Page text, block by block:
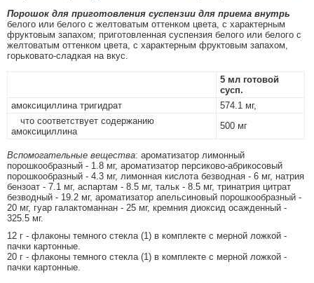
Порошок для приготовления суспензии для приема внутрь
белого или белого с желтоватым оттенком цвета, с характерным
фруктовым запахом; приготовленная суспензия белого или белого с
желтоватым оттенком цвета, с характерным фруктовым запахом,
горьковато-сладкая на вкус.
5 мл готовой
сусп.
амоксициллина тригидрат
574.1 мг,
что соответствует содержанию
амоксициллина
500 мг
Вспомогательные вещества: ароматизатор лимонный
порошкообразный - 1.8 мг, ароматизатор персиково-абрикосовый
порошкообразный - 4.3 мг, лимонная кислота безводная - 6 мг, натрия
бензоат - 7.1 мг, аспартам - 8.5 мг, тальк - 8.5 мг, тринатрия цитрат
безводный - 19.2 мг, ароматизатор апельсиновый порошкообразный -
20 мг, гуар галактоманнан - 25 мг, кремния диоксид осажденный -
325.5 мг.
12 г - флаконы темного стекла (1) в комплекте с мерной ложкой -
пачки картонные.
20 г - флаконы темного стекла (1) в комплекте с мерной ложкой -
пачки картонные.